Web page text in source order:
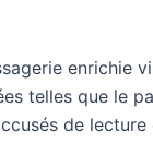
enrichie
telles que le
de lecture